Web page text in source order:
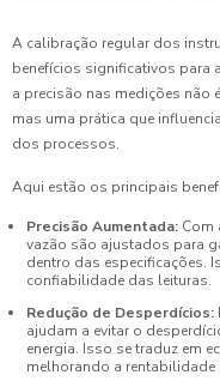
A calibração regular dos
benefícios significativos para
a precisão nas medições não
mas uma prática que
dos processos.
Aqui estão os principais
Precisão Aumentada: Com
vazão são ajustados para
dentro das especificações.
confiabilidade das leituras.
Redução de Desperdícios:
ajudam a evitar o
energia. Isso se traduz em
melhorando a rentabilidade